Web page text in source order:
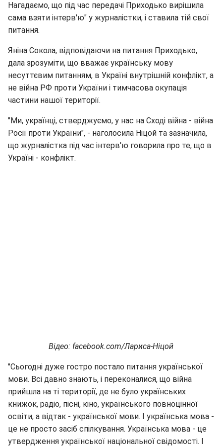
Нагадаємо, що під час передачі Приходько вирішила
сама взяти інтерв'ю" у журналістки, і ставила тій свої
питання.
Яніна Сокола, відповідаючи на питання Приходько,
дала зрозуміти, що вважає українську мову
несуттєвим питанням, в Україні внутрішній конфлікт, а
не війна РФ проти України і тимчасова окупація
частини нашої території.
"Ми, українці, стверджуємо, у нас на Сході війна - війна
Росії проти України", - наголосила Ніцой та зазначила,
що журналістка під час інтерв'ю говорила про те, що в
Україні - конфлікт.
Відео: facebook.com/Лариса-Ніцой
"Сьогодні дуже гостро постало питання української
мови. Всі давно знають, і переконалися, що війна
прийшла на ті території, де не було українських
книжок, радіо, пісні, кіно, українського повноцінної
освіти, а відтак - української мови. І українська мова -
це не просто засіб спілкування. Українська мова - це
утвердження української національної свідомості. І